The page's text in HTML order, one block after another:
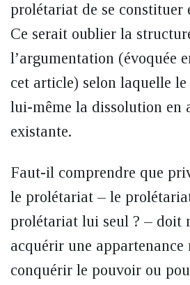
prolétariat de se constituer
Ce serait oublier la
l’argumentation (évoquée
cet article) selon laquelle
lui-même la dissolution en
existante.
Faut-il comprendre que
le prolétariat – le
prolétariat lui seul ? – doit
acquérir une
conquérir le pouvoir ou